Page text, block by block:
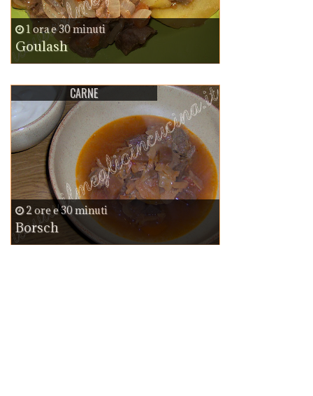
1 ora e 30 minuti
Goulash
CARNE
2 ore e 30 minuti
Borsch